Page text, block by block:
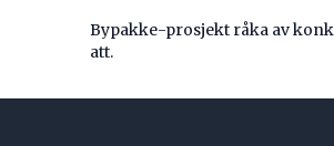
Bypakke-prosjekt råka av
att.